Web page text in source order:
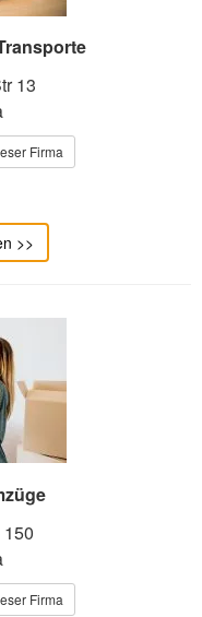
13
Firma
>>
Firma